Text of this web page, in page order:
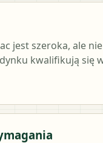
jest szeroka, ale
kwalifikują się